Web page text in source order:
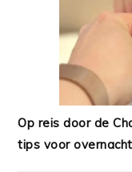
Op reis door de
tips voor